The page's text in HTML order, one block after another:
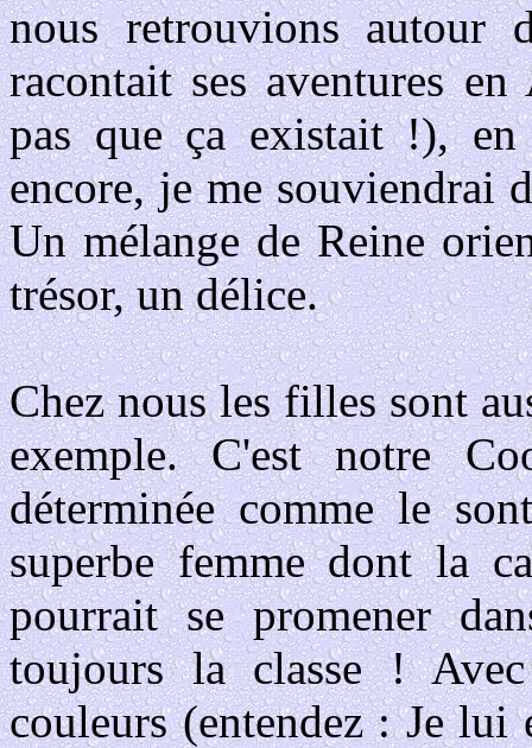
nous retrouvions autour
racontait ses aventures
pas que ça existait !),
encore, je me souviendrai
Un mélange de Reine
trésor, un délice.
Chez nous les filles sont
exemple. C'est notre
déterminée comme le
superbe femme dont la
pourrait se promener
toujours la classe !
couleurs (entendez : Je lui